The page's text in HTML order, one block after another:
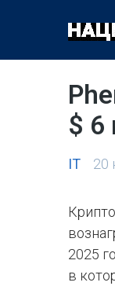
ОБЩЕСТВО
$ 6
IT 20
2025
в